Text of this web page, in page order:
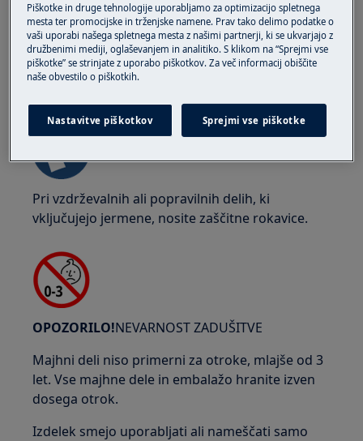
Pri vzdrževalnih ali popravilnih delih, ki
vključujejo jermene, nosite zaščitne rokavice.
OPOZORILO!NEVARNOST ZADUŠITVE
Majhni deli niso primerni za otroke, mlajše od 3
let. Vse majhne dele in embalažo hranite izven
dosega otrok.
Izdelek smejo uporabljati ali nameščati samo
Piškotke in druge tehnologije uporabljamo za optimizacijo spletnega
mesta ter promocijske in trženjske namene. Prav tako delimo podatke o
vaši uporabi našega spletnega mesta z našimi partnerji, ki se ukvarjajo z
družbenimi mediji, oglaševanjem in analitiko. S klikom na “Sprejmi vse
piškotke” se strinjate z uporabo piškotkov. Za več informacij obiščite
naše obvestilo o piškotkih.
Nastavitve piškotkov Sprejmi vse piškotke